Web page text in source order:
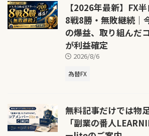
【2026年最新】FX
8戦8勝・無敗継続｜
の爆益、取り組んだ
が利益確定
2026/8/6
為替FX
無料記事だけでは物
「副業の番人